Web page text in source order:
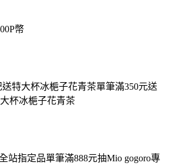
幣
送特大杯冰梔子花青茶單筆滿350元送
杯冰梔子花青茶
站指定品單筆滿888元抽Mio gogoro專